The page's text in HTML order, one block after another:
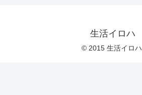
生活イロハ
© 2015 生活イロハ.